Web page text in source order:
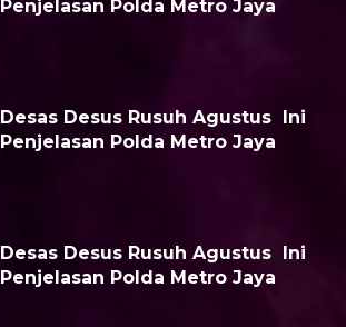
Penjelasan Polda Metro Jaya
Desas Desus Rusuh Agustus Ini
Penjelasan Polda Metro Jaya
Desas Desus Rusuh Agustus Ini
Penjelasan Polda Metro Jaya